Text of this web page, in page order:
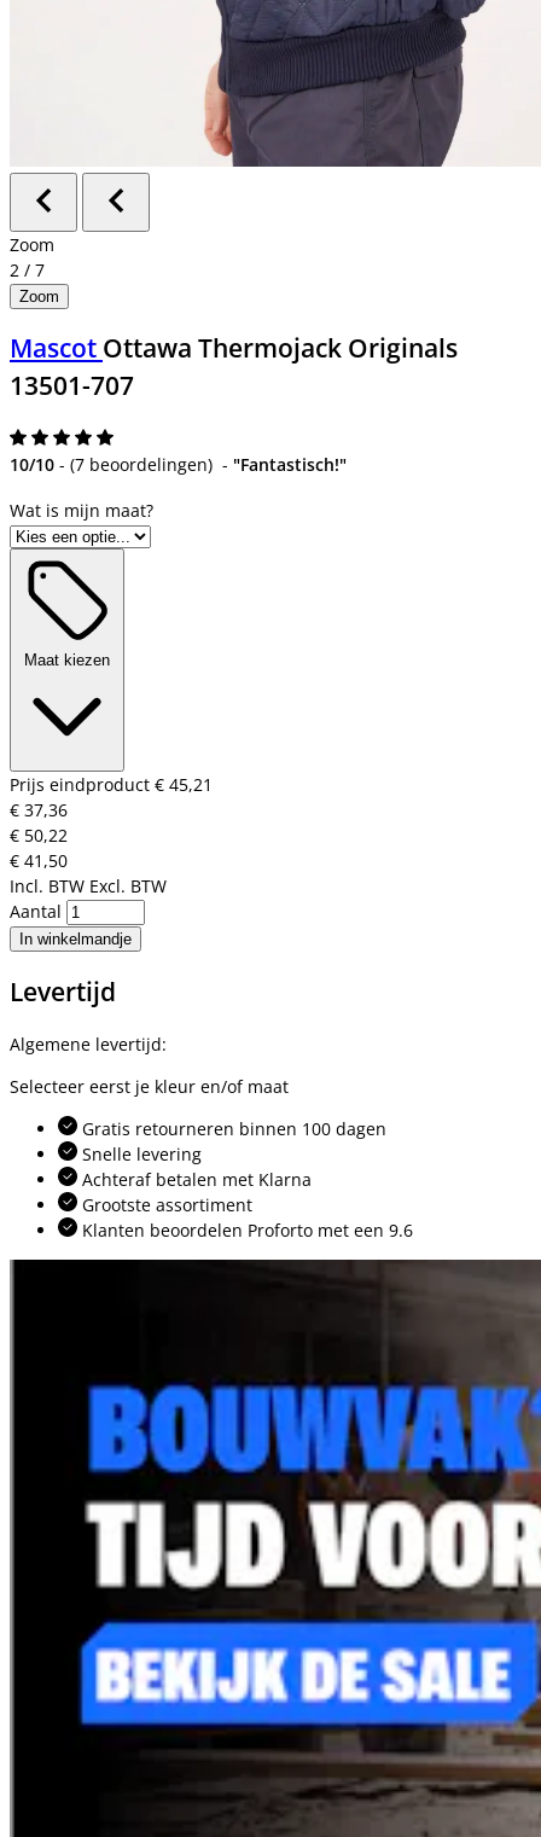
Zoom
2 / 7
Zoom
Mascot Ottawa Thermojack Originals
13501-707
10/10 - (7 beoordelingen) - "Fantastisch!"
Maat kiezen
Prijs eindproduct € 45,21
€ 37,36
€ 50,22
€ 41,50
Incl. BTW Excl. BTW
Aantal
In winkelmandje
Levertijd
Algemene levertijd:
Selecteer eerst je kleur en/of maat
Gratis retourneren binnen 100 dagen
Snelle levering
Achteraf betalen met Klarna
Grootste assortiment
Klanten beoordelen Proforto met een 9.6